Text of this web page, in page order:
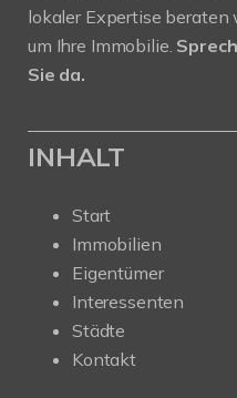
lokaler Expertise beraten
um Ihre Immobilie.
Sie da.
INHALT
Start
Immobilien
Eigentümer
Interessenten
Städte
Kontakt